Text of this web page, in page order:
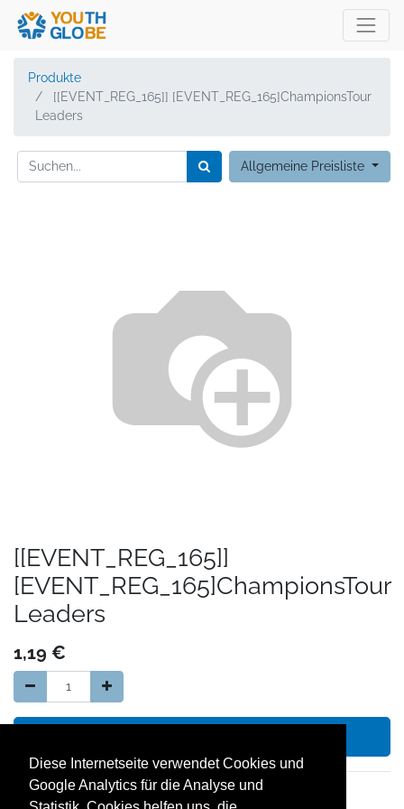
Diese Internetseite verwendet Cookies und
Google Analytics für die Analyse und
Produkte
[[EVENT_REG_165]] [EVENT_REG_165]ChampionsTour
Leaders
Allgemeine Preisliste
[[EVENT_REG_165]]
[EVENT_REG_165]ChampionsTour
Leaders
1,19 €
14 Tage Geld zurück Garantie